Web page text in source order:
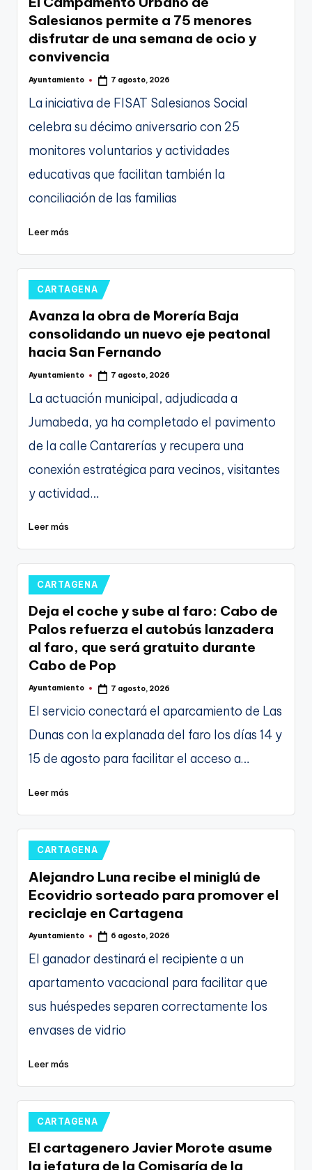
Salesianos permite a 75 menores
disfrutar de una semana de ocio y
convivencia
Publicado
Ayuntamiento 7 agosto, 2026
La iniciativa de FISAT Salesianos Social
celebra su décimo aniversario con 25
monitores voluntarios y actividades
educativas que facilitan también la
conciliación de las familias
Leer más
Publicado
CARTAGENA
Avanza la obra de Morería Baja
consolidando un nuevo eje peatonal
hacia San Fernando
Publicado
Ayuntamiento 7 agosto, 2026
La actuación municipal, adjudicada a
Jumabeda, ya ha completado el pavimento
de la calle Cantarerías y recupera una
conexión estratégica para vecinos, visitantes
y actividad…
Leer más
Publicado
CARTAGENA
Deja el coche y sube al faro: Cabo de
Palos refuerza el autobús lanzadera
al faro, que será gratuito durante
Cabo de Pop
Publicado
Ayuntamiento 7 agosto, 2026
El servicio conectará el aparcamiento de Las
Dunas con la explanada del faro los días 14 y
15 de agosto para facilitar el acceso a…
Leer más
Publicado
CARTAGENA
Alejandro Luna recibe el miniglú de
Ecovidrio sorteado para promover el
reciclaje en Cartagena
Publicado
Ayuntamiento 6 agosto, 2026
El ganador destinará el recipiente a un
apartamento vacacional para facilitar que
sus huéspedes separen correctamente los
envases de vidrio
Leer más
Publicado
CARTAGENA
El cartagenero Javier Morote asume
la jefatura de la Comisaría de la